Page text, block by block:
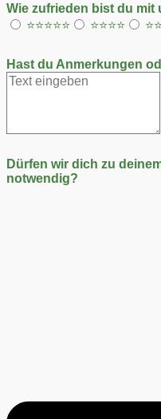
Wie zufrieden bist du mit
⭐⭐⭐⭐⭐
⭐⭐⭐⭐
Hast du Anmerkungen
Dürfen wir dich zu
notwendig?